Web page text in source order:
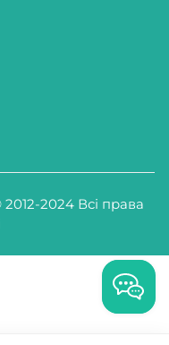
2024 Всі права